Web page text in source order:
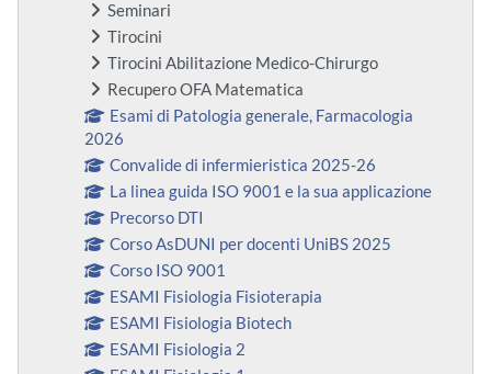
Seminari
Tirocini
Tirocini Abilitazione Medico-Chirurgo
Recupero OFA Matematica
Esami di Patologia generale, Farmacologia
2026
Convalide di infermieristica 2025-26
La linea guida ISO 9001 e la sua applicazione
Precorso DTI
Corso AsDUNI per docenti UniBS 2025
Corso ISO 9001
ESAMI Fisiologia Fisioterapia
ESAMI Fisiologia Biotech
ESAMI Fisiologia 2